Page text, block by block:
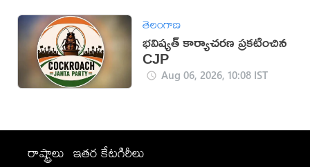
తెలంగాణ
భవిష్యత్ కార్యాచరణ ప్రకటించిన
CJP
Aug 06, 2026, 10:08 IST
రాష్ట్రాలు ఇతర కేటగిరీలు